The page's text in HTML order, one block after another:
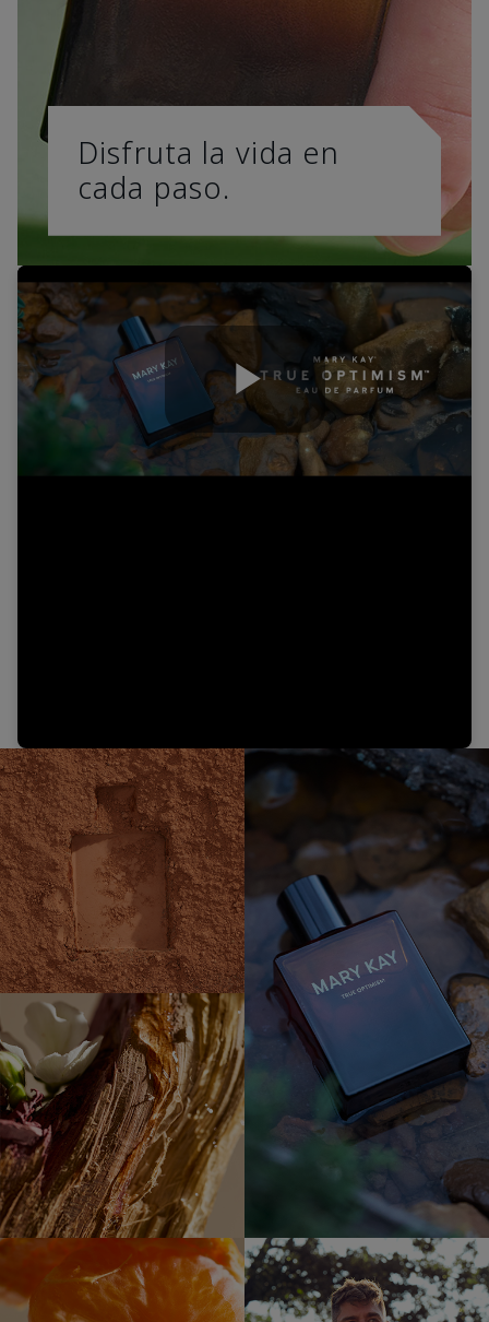
Disfruta la vida en
cada paso.
Play